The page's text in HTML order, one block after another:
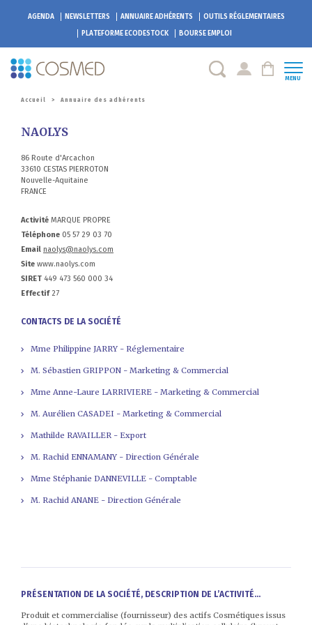
AGENDA NEWSLETTERS ANNUAIRE ADHÉRENTS
OUTILS RÉGLEMENTAIRES
PLATEFORMEECODESTOCK BOURSE EMPLOI
MENU
Accueil > Annuaire des adhérents
NAOLYS
86 Route d'Arcachon
33610 CESTAS PIERROTON
Nouvelle-Aquitaine
FRANCE
Activité MARQUE PROPRE
Téléphone 05 57 29 03 70
Email naolys@naolys.com
Site www.naolys.com
SIRET 449 473 560 000 34
Effectif27
CONTACTS DE LA SOCIÉTÉ
Mme Philippine JARRY - Réglementaire
M. Sébastien GRIPPON - Marketing & Commercial
Mme Anne-Laure LARRIVIERE - Marketing & Commercial
M. Aurélien CASADEI - Marketing & Commercial
Mathilde RAVAILLER - Export
M. Rachid ENNAMANY - Direction Générale
Mme Stéphanie DANNEVILLE - Comptable
M. Rachid ANANE - Direction Générale
PRÉSENTATION DE LA SOCIÉTÉ, DESCRIPTION DE L’ACTIVITÉ...
Produit et commercialise (fournisseur) des actifs Cosmétiques issus